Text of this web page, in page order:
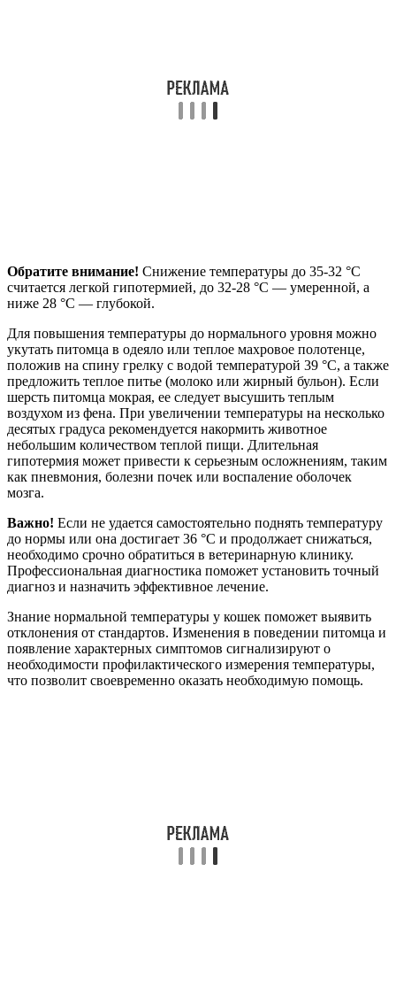
Обратите внимание! Снижение температуры до 35-32 °С
считается легкой гипотермией, до 32-28 °С — умеренной, а
ниже 28 °С — глубокой.
Для повышения температуры до нормального уровня можно
укутать питомца в одеяло или теплое махровое полотенце,
положив на спину грелку с водой температурой 39 °С, а также
предложить теплое питье (молоко или жирный бульон). Если
шерсть питомца мокрая, ее следует высушить теплым
воздухом из фена. При увеличении температуры на несколько
десятых градуса рекомендуется накормить животное
небольшим количеством теплой пищи. Длительная
гипотермия может привести к серьезным осложнениям, таким
как пневмония, болезни почек или воспаление оболочек
мозга.
Важно! Если не удается самостоятельно поднять температуру
до нормы или она достигает 36 °С и продолжает снижаться,
необходимо срочно обратиться в ветеринарную клинику.
Профессиональная диагностика поможет установить точный
диагноз и назначить эффективное лечение.
Знание нормальной температуры у кошек поможет выявить
отклонения от стандартов. Изменения в поведении питомца и
появление характерных симптомов сигнализируют о
необходимости профилактического измерения температуры,
что позволит своевременно оказать необходимую помощь.